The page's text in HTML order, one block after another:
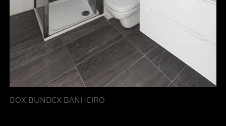
BOX BLINDEX BANHEIRO